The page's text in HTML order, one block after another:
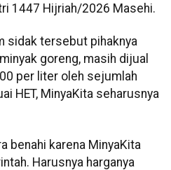
1447 Hijriah/2026 Masehi.
sidak tersebut pihaknya
goreng, masih dijual
per liter oleh sejumlah
HET, MinyaKita seharusnya
benahi karena MinyaKita
Harusnya harganya